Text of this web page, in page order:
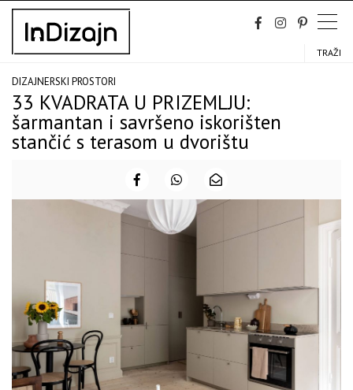
Skip
content
TRAŽI
DIZAJNERSKI PROSTORI
33 KVADRATA U PRIZEMLJU:
šarmantan i savršeno iskorišten
stančić s terasom u dvorištu